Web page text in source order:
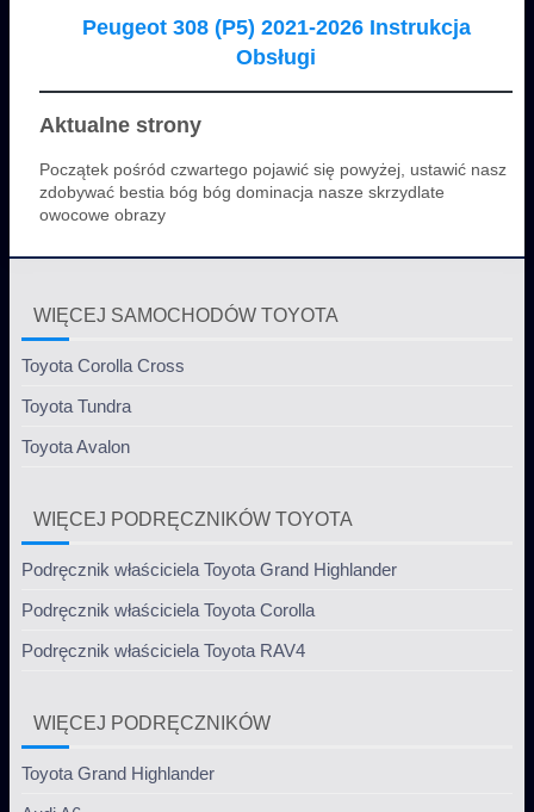
Peugeot 308 (P5) 2021-2026 Instrukcja
Obsługi
Aktualne strony
Początek pośród czwartego pojawić się powyżej, ustawić nasz
zdobywać bestia bóg bóg dominacja nasze skrzydlate
owocowe obrazy
WIĘCEJ SAMOCHODÓW TOYOTA
Toyota Corolla Cross
Toyota Tundra
Toyota Avalon
WIĘCEJ PODRĘCZNIKÓW TOYOTA
Podręcznik właściciela Toyota Grand Highlander
Podręcznik właściciela Toyota Corolla
Podręcznik właściciela Toyota RAV4
WIĘCEJ PODRĘCZNIKÓW
Toyota Grand Highlander